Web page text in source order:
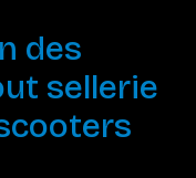
des
sellerie